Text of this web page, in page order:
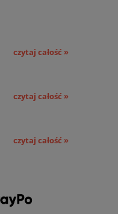
czytaj całość »
czytaj całość »
czytaj całość »